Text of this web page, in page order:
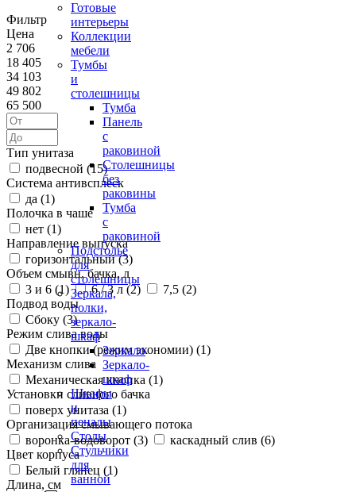
Готовые
интерьеры
Коллекции
мебели
Тумбы
и
столешницы
Тумба
Панель
с
раковиной
Столешницы
без
раковины
Тумба
с
раковиной
Подстолье
для
столешницы
Зеркала,
полки,
зеркало-
шкаф
Зеркало
Зеркало-
шкаф
Шкафы
и
пеналы
Столы
Стульчики
для
ванной
Фильтр
Цена
2 706
18 405
34 103
49 802
65 500
Тип унитаза
подвесной (15)
Система антивсплеск
да (1)
Полочка в чаше
нет (1)
Направление выпуска
горизонтальный (3)
Объем смывн. бачка, л
3 и 6 (1) 6 / 3 л (2) 7,5 (2)
Подвод воды
Сбоку (3)
Режим слива воды
Две кнопки (режим экономии) (1)
Механизм слива
Механическая кнопка (1)
Установки сливного бачка
поверх унитаза (1)
Организация смывающего потока
воронка-водоворот (3) каскадный слив (6)
Цвет корпуса
Белый глянец (1)
Длина, см